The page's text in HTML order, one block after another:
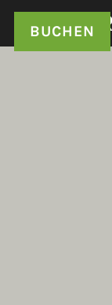
BUCHEN